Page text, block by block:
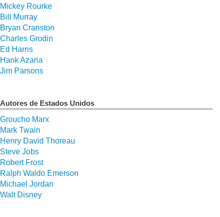
Mickey Rourke
Bill Murray
Bryan Cranston
Charles Grodin
Ed Harris
Hank Azaria
Jim Parsons
Autores de Estados Unidos
Groucho Marx
Mark Twain
Henry David Thoreau
Steve Jobs
Robert Frost
Ralph Waldo Emerson
Michael Jordan
Walt Disney